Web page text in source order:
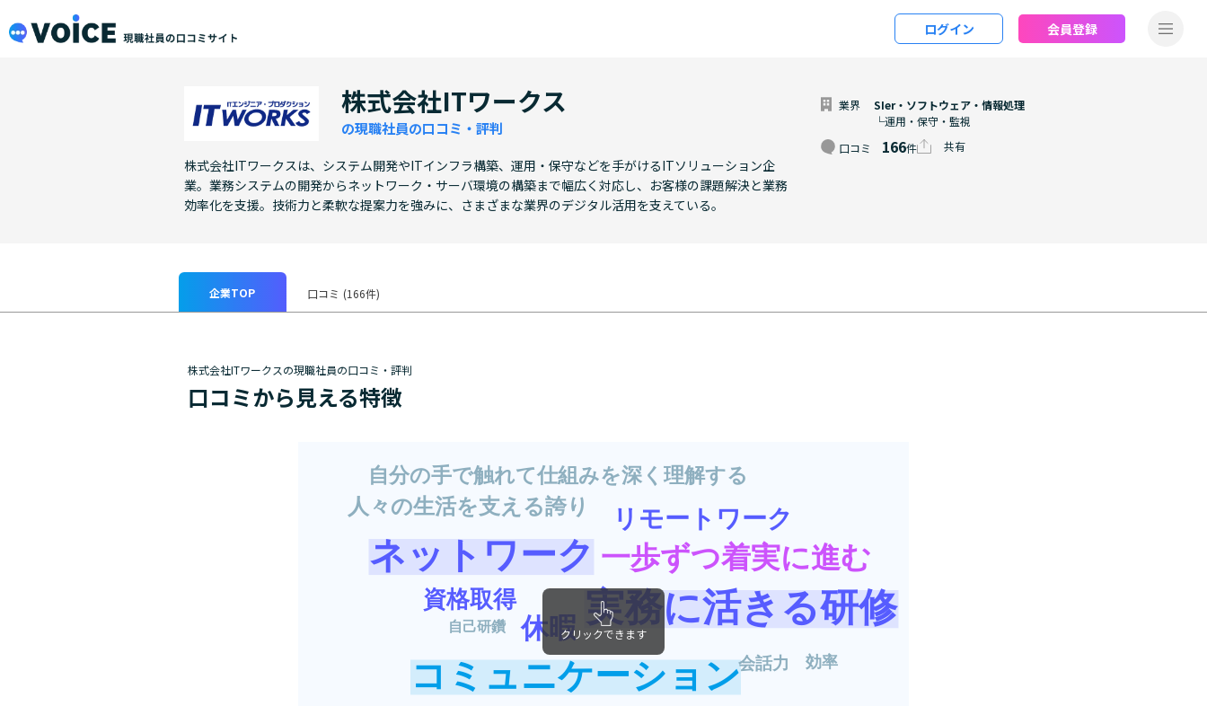
メインコンテンツにスキップ
ログイン 会員登録
株式会社ITワークス
の現職社員の口コミ・評判
株式会社ITワークスは、システム開発やITインフラ構築、運用・保守などを手がけるITソリューション企
業。業務システムの開発からネットワーク・サーバ環境の構築まで幅広く対応し、お客様の課題解決と業務
効率化を支援。技術力と柔軟な提案力を強みに、さまざまな業界のデジタル活用を支えている。
業界
SIer・ソフトウェア・情報処理
└運用・保守・監視
口コミ 166件 共有
企業TOP 口コミ (166件)
株式会社ITワークスの現職社員の口コミ・評判
口コミから見える特徴
クリックできます
実務に活きる研修
ネットワーク
コミュニケーション
一歩ずつ着実に進む
休暇
リモートワーク
資格取得
人々の生活を支える誇り
自分の手で触れて仕組みを深く理解する
会話力 効率
自己研鑽